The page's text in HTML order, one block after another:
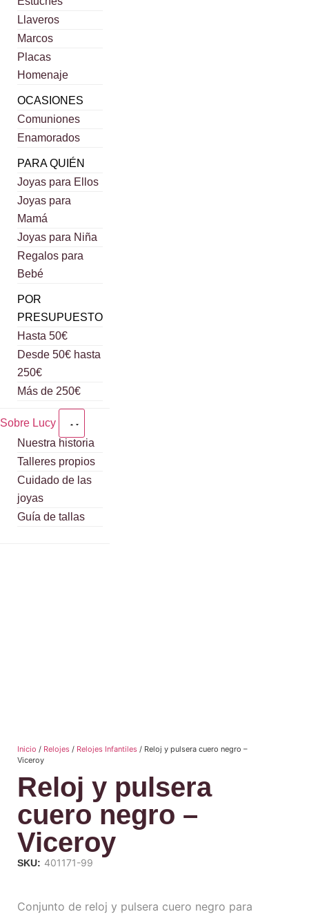
Llaveros
Marcos
Placas
Homenaje
OCASIONES
Comuniones
Enamorados
PARA QUIÉN
Joyas para Ellos
Joyas para
Mamá
Joyas para Niña
Regalos para
Bebé
POR
PRESUPUESTO
Hasta 50€
Desde 50€ hasta
250€
Más de 250€
Sobre Lucy
Nuestra historia
Talleres propios
Cuidado de las
joyas
Guía de tallas
Inicio / Relojes / Relojes Infantiles / Reloj y pulsera cuero negro –
Viceroy
Reloj y pulsera
cuero negro –
Viceroy
SKU: 401171-99
Conjunto de reloj y pulsera cuero negro para